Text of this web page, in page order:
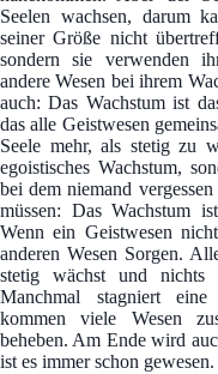
Seelen wachsen, darum
seiner Größe nicht
sondern sie verwenden
andere Wesen bei ihrem
auch: Das Wachstum ist
das alle Geistwesen
Seele mehr, als stetig zu
egoistisches Wachstum,
bei dem niemand
müssen: Das Wachstum
Wenn ein Geistwesen
anderen Wesen Sorgen.
stetig wächst und nichts
Manchmal stagniert
kommen viele Wesen
beheben. Am Ende wird
ist es immer schon gewesen.